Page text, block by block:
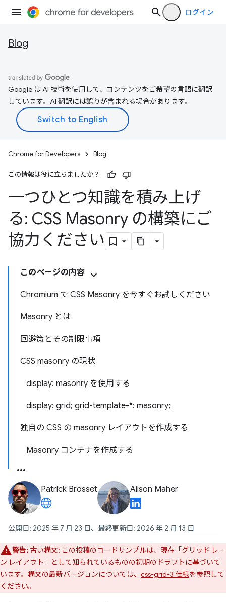
ログイン
Blog
Google は AI 技術を使用して、コンテンツをご希望の言語に翻訳
しています。AI 翻訳には誤りが含まれる場合があります。
Chrome for Developers Blog
この情報は役に立ちましたか？
一つひとつ知識を積み上げ
る: CSS Masonry の構築にご
協力ください
このページの内容
Chromium で CSS Masonry を今すぐお試しください
Masonry とは
回避策とその制限事項
CSS masonry の現状
display: masonry を使用する
display: grid; grid-template-*: masonry;
独自の CSS の masonry レイアウトを作成する
Masonry コンテナを作成する
Patrick Brosset Alison Maher
公開日: 2025 年 7 月 23 日、最終更新日: 2026 年 2 月 13 日
警告: 古い構文: この投稿のコードサンプルは、現在「グリッド レー
ン レイアウト」として知られているものの初期のドラフトに基づいて
います。構文の最新バージョンについては、 css-grid-3 仕様を参照して
ください。